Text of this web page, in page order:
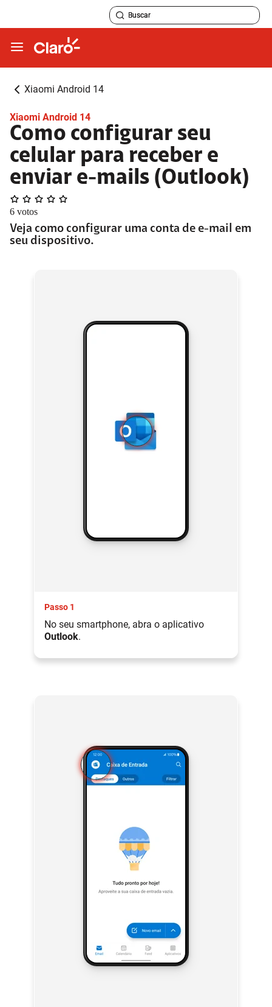
Xiaomi Android 14
Xiaomi Android 14
Como configurar seu
celular para receber e
enviar e-mails (Outlook)
6 votos
Veja como configurar uma conta de e-mail em
seu dispositivo.
Passo 1
No seu smartphone, abra o aplicativo
Outlook.